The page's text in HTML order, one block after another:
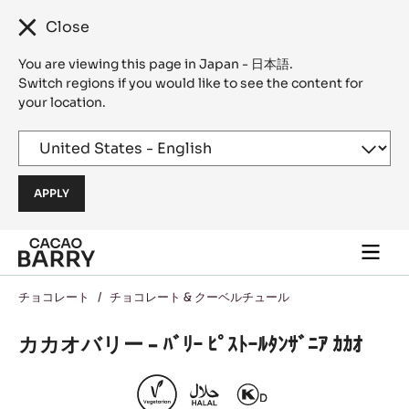
Close
You are viewing this page in Japan - 日本語.
Switch regions if you would like to see the content for
your location.
Skip to main content
main
チョコレート / チョコレート & クーベルチュール
カカオバリー - ﾊﾞﾘｰ ﾋﾟｽﾄｰﾙﾀﾝｻﾞﾆｱ ｶｶｵ